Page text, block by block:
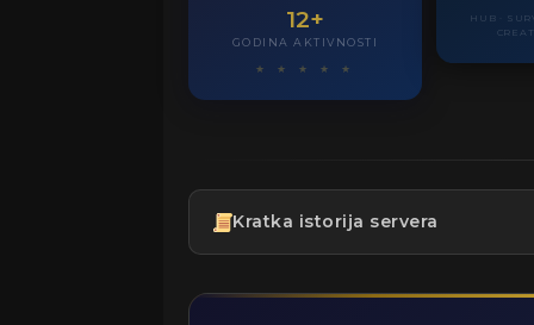
12+
GODINA AKTIVNOSTI
★ ★ ★ ★ ★
HUB ·
Kratka istorija servera
2010 / 2011